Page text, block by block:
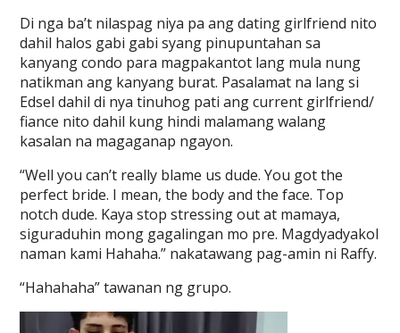
Di nga ba’t nilaspag niya pa ang dating girlfriend nito
dahil halos gabi gabi syang pinupuntahan sa
kanyang condo para magpakantot lang mula nung
natikman ang kanyang burat. Pasalamat na lang si
Edsel dahil di nya tinuhog pati ang current girlfriend/
fiance nito dahil kung hindi malamang walang
kasalan na magaganap ngayon.
“Well you can’t really blame us dude. You got the
perfect bride. I mean, the body and the face. Top
notch dude. Kaya stop stressing out at mamaya,
siguraduhin mong gagalingan mo pre. Magdyadyakol
naman kami Hahaha.” nakatawang pag-amin ni Raffy.
“Hahahaha” tawanan ng grupo.